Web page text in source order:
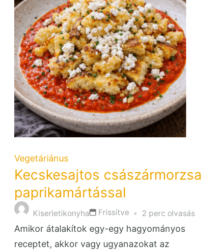
Vegetáriánus
Kecskesajtos császármorzsa
paprikamártással
Kiserletikonyha Frissítve 2 perc olvasás
Amikor átalakítok egy-egy hagyományos
receptet, akkor vagy ugyanazokat az